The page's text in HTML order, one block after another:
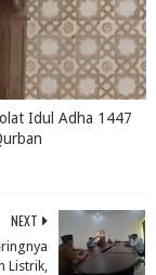
Idul Adha 1447
NEXT
Listrik,